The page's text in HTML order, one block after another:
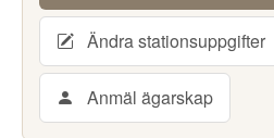
Ändra stationsuppgifter
Anmäl ägarskap